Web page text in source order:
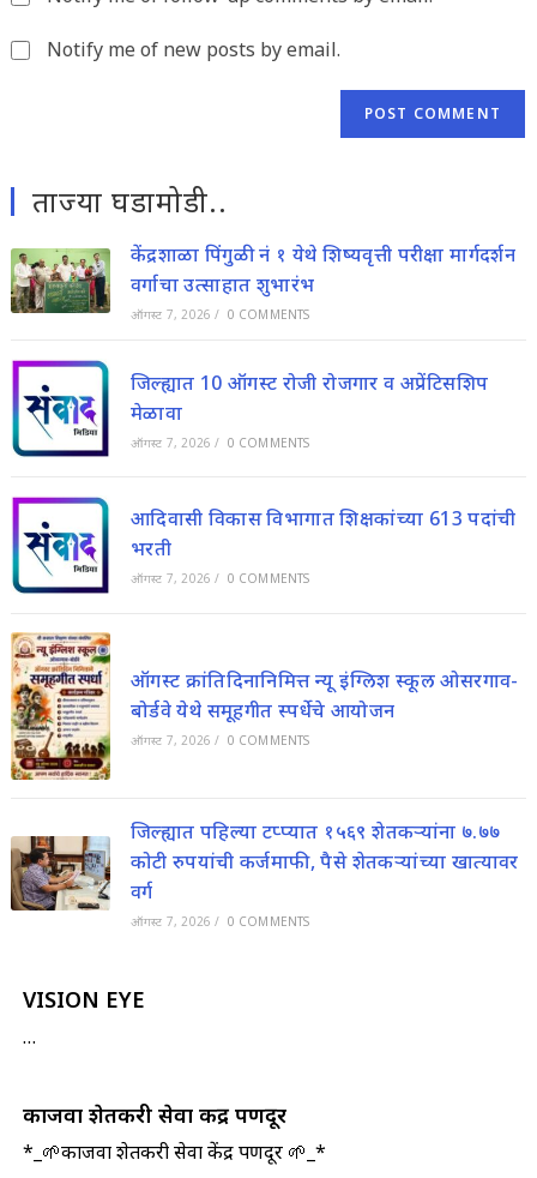
Notify me of new posts by email.
ताज्या घडामोडी..
केंद्रशाळा पिंगुळी नं १ येथे शिष्यवृत्ती परीक्षा मार्गदर्शन
वर्गाचा उत्साहात शुभारंभ
ऑगस्ट 7, 2026 / 0 COMMENTS
जिल्ह्यात 10 ऑगस्ट रोजी रोजगार व अप्रेंटिसशिप
मेळावा
ऑगस्ट 7, 2026 / 0 COMMENTS
आदिवासी विकास विभागात शिक्षकांच्या 613 पदांची
भरती
ऑगस्ट 7, 2026 / 0 COMMENTS
ऑगस्ट क्रांतिदिनानिमित्त न्यू इंग्लिश स्कूल ओसरगाव-
बोर्डवे येथे समूहगीत स्पर्धेचे आयोजन
ऑगस्ट 7, 2026 / 0 COMMENTS
जिल्ह्यात पहिल्या टप्प्यात १५६९ शेतकऱ्यांना ७.७७
कोटी रुपयांची कर्जमाफी, पैसे शेतकऱ्यांच्या खात्यावर
वर्ग
ऑगस्ट 7, 2026 / 0 COMMENTS
VISION EYE
…
काजवा शेतकरी सेवा केंद्र पणदूर
*_🌱काजवा शेतकरी सेवा केंद्र पणदूर 🌱_*